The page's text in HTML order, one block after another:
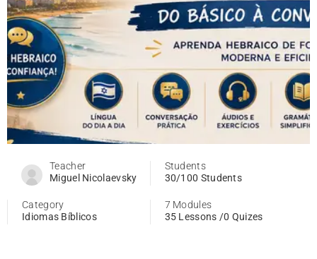
Teacher
Miguel Nicolaevsky
Students
30/100 Students
Category
Idiomas Bíblicos
7 Modules
35 Lessons /0 Quizes